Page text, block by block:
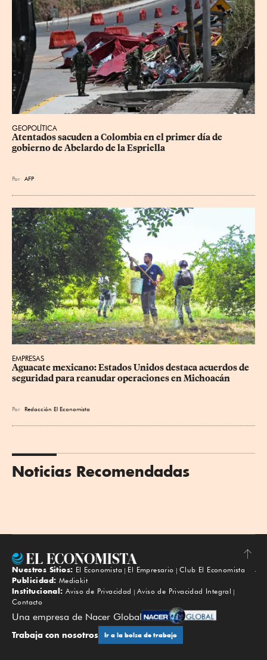
GEOPOLÍTICA
Atentados sacuden a Colombia en el primer día de
gobierno de Abelardo de la Espriella
Por AFP
EMPRESAS
Aguacate mexicano: Estados Unidos destaca acuerdos de
seguridad para reanudar operaciones en Michoacán
Por Redacción El Economista
Noticias Recomendadas
Subir
Nuestros Sitios: El Economista El Empresario
Club El Economista
Publicidad: Mediakit
Institucional: Aviso de Privacidad
Aviso de Privacidad Integral
Contacto
Una empresa de Nacer Global
Trabaja con nosotros Ir a la bolsa de trabajo